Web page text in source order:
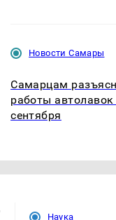
Новости Самары
Самарцам
работы
сентября
Наука